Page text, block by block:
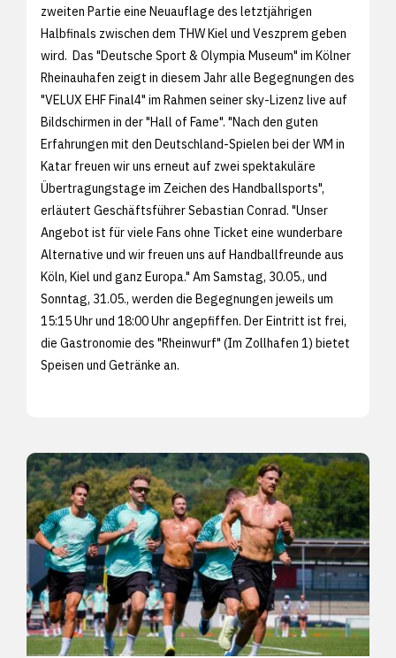
zweiten Partie eine Neuauflage des letztjährigen
Halbfinals zwischen dem THW Kiel und Veszprem geben
wird. Das "Deutsche Sport & Olympia Museum" im Kölner
Rheinauhafen zeigt in diesem Jahr alle Begegnungen des
"VELUX EHF Final4" im Rahmen seiner sky-Lizenz live auf
Bildschirmen in der "Hall of Fame". "Nach den guten
Erfahrungen mit den Deutschland-Spielen bei der WM in
Katar freuen wir uns erneut auf zwei spektakuläre
Übertragungstage im Zeichen des Handballsports",
erläutert Geschäftsführer Sebastian Conrad. "Unser
Angebot ist für viele Fans ohne Ticket eine wunderbare
Alternative und wir freuen uns auf Handballfreunde aus
Köln, Kiel und ganz Europa." Am Samstag, 30.05., und
Sonntag, 31.05., werden die Begegnungen jeweils um
15:15 Uhr und 18:00 Uhr angepfiffen. Der Eintritt ist frei,
die Gastronomie des "Rheinwurf" (Im Zollhafen 1) bietet
Speisen und Getränke an.